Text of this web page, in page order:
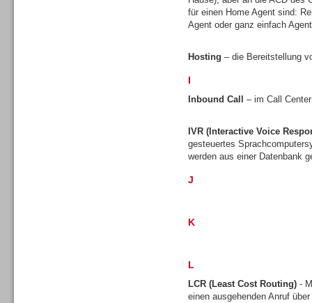
für einen Home Agent sind:
Agent oder ganz einfach
Hosting – die Bereitstellung
I
Inbound Call – im Call
IVR (Interactive Voice
gesteuertes
werden aus einer Datenbank
J
K
L
LCR (Least Cost Routing) -
einen ausgehenden Anruf